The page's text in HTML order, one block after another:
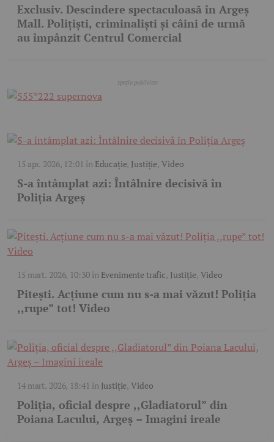
Exclusiv. Descindere spectaculoasă în Argeș
Mall. Polițiști, criminaliști și câini de urmă
au împânzit Centrul Comercial
15 apr. 2026, 12:01 în Educație, Justiție,Video
S-a întâmplat azi: Întâlnire decisivă în
Poliția Argeș
15 mart. 2026, 10:30în Evenimente trafic, Justiție, Video
Pitești. Acțiune cum nu s-a mai văzut! Poliția
,,rupe” tot! Video
14 mart. 2026, 18:41 în Justiție,Video
Poliția, oficial despre ,,Gladiatorul” din
Poiana Lacului, Argeș – Imagini ireale